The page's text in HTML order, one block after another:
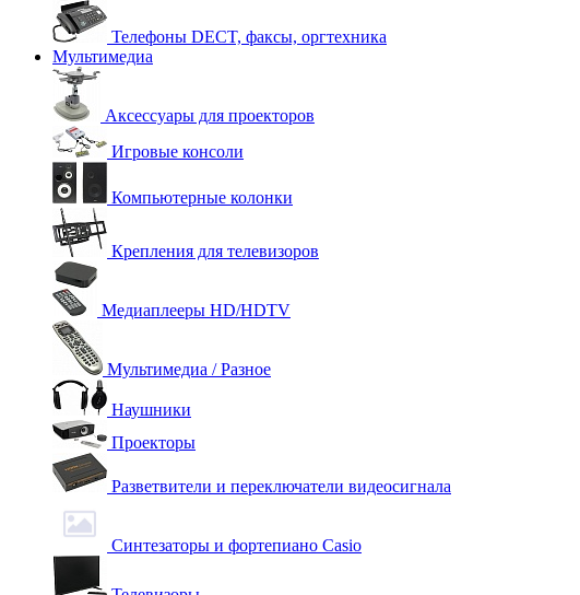
Телефоны DECT, факсы, оргтехника
Мультимедиа
Аксессуары для проекторов
Игровые консоли
Компьютерные колонки
Крепления для телевизоров
Медиаплееры HD/HDTV
Мультимедиа / Разное
Наушники
Проекторы
Разветвители и переключатели видеосигнала
Синтезаторы и фортепиано Casio